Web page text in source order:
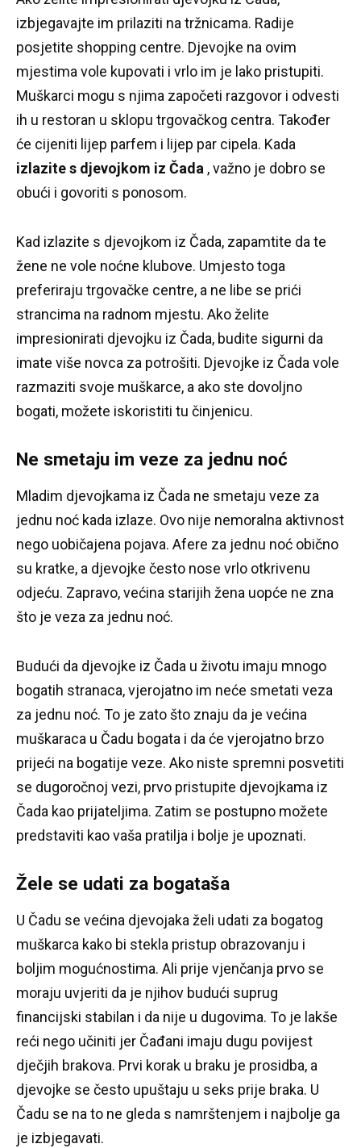
izbjegavajte im prilaziti na tržnicama. Radije
posjetite shopping centre. Djevojke na ovim
mjestima vole kupovati i vrlo im je lako pristupiti.
Muškarci mogu s njima započeti razgovor i odvesti
ih u restoran u sklopu trgovačkog centra. Također
će cijeniti lijep parfem i lijep par cipela. Kada
izlazite s djevojkom iz Čada , važno je dobro se
obući i govoriti s ponosom.
Kad izlazite s djevojkom iz Čada, zapamtite da te
žene ne vole noćne klubove. Umjesto toga
preferiraju trgovačke centre, a ne libe se prići
strancima na radnom mjestu. Ako želite
impresionirati djevojku iz Čada, budite sigurni da
imate više novca za potrošiti. Djevojke iz Čada vole
razmaziti svoje muškarce, a ako ste dovoljno
bogati, možete iskoristiti tu činjenicu.
Ne smetaju im veze za jednu noć
Mladim djevojkama iz Čada ne smetaju veze za
jednu noć kada izlaze. Ovo nije nemoralna aktivnost
nego uobičajena pojava. Afere za jednu noć obično
su kratke, a djevojke često nose vrlo otkrivenu
odjeću. Zapravo, većina starijih žena uopće ne zna
što je veza za jednu noć.
Budući da djevojke iz Čada u životu imaju mnogo
bogatih stranaca, vjerojatno im neće smetati veza
za jednu noć. To je zato što znaju da je većina
muškaraca u Čadu bogata i da će vjerojatno brzo
prijeći na bogatije veze. Ako niste spremni posvetiti
se dugoročnoj vezi, prvo pristupite djevojkama iz
Čada kao prijateljima. Zatim se postupno možete
predstaviti kao vaša pratilja i bolje je upoznati.
Žele se udati za bogataša
U Čadu se većina djevojaka želi udati za bogatog
muškarca kako bi stekla pristup obrazovanju i
boljim mogućnostima. Ali prije vjenčanja prvo se
moraju uvjeriti da je njihov budući suprug
financijski stabilan i da nije u dugovima. To je lakše
reći nego učiniti jer Čađani imaju dugu povijest
dječjih brakova. Prvi korak u braku je prosidba, a
djevojke se često upuštaju u seks prije braka. U
Čadu se na to ne gleda s namrštenjem i najbolje ga
je izbjegavati.